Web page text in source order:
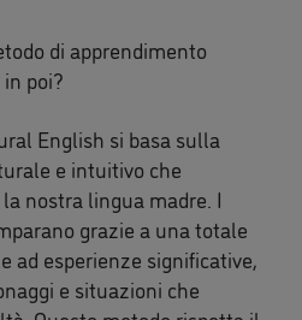
di apprendimento
poi?
English si basa sulla
e intuitivo che
nostra lingua madre. I
grazie a una totale
ad esperienze significative,
e situazioni che